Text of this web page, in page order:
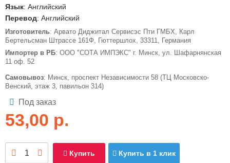
Язык: Английский
Перевод: Английский
Изготовитель: Арвато Диджитал Сервисэс Пти ГМБХ, Карл
Бертельсман Штрассе 161Ф, Гюттершлох, 33311, Германия
Импортер в РБ: ООО "СОТА ИМПЭКС" г. Минск, ул. Шафарнянская
11 оф. 52
Самовывоз: Минск, проспект Независимости 58 (ТЦ Московско-
Венский, этаж 3, павильон 314)
Под заказ
53,00 р.
Купить Купить в 1 клик